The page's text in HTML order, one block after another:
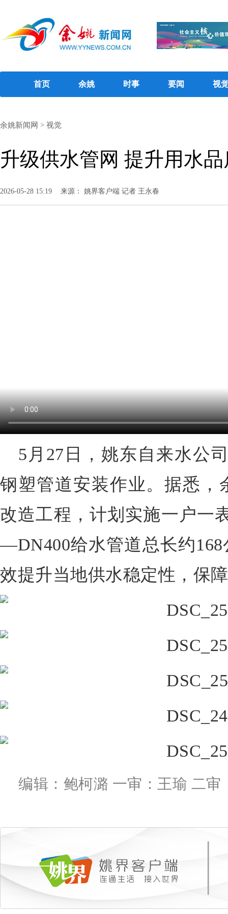
首页 余姚 时事 要闻 视
余姚新闻网 > 视觉
升级供水管网 提升用水品
2026-05-28 15:19 来源： 姚界客户端 记者 王永春
5月27日，姚东自来水公
钢塑管道安装作业。据悉，
改造工程， 计划实施一户一
—DN400给水管道总长约168
效提升当地供水稳定性，保
编辑：鲍柯潞 一审：王瑜 二审